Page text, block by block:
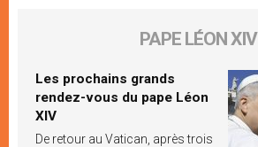
PAPE LÉON XIV
Les prochains grands
rendez-vous du pape Léon
XIV
De retour au Vatican, après trois